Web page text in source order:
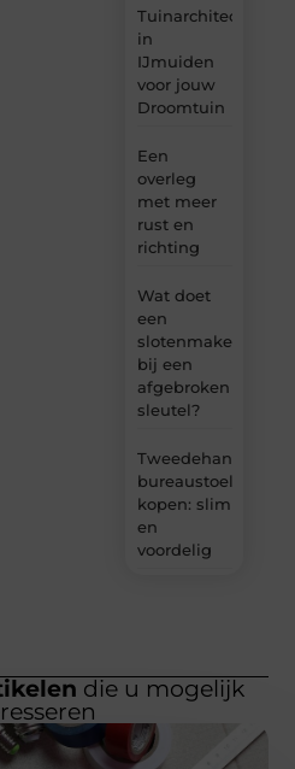
Tuinarchitect
in
IJmuiden
voor jouw
Droomtuin
Een
overleg
met meer
rust en
richting
Wat doet
een
slotenmaker
bij een
afgebroken
sleutel?
Tweedehands
bureaustoel
kopen: slim
en
voordelig
die u mogelijk